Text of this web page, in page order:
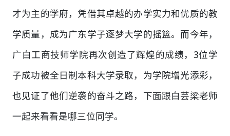
才为主的学府，凭借其卓越的办学实力和优质的教
学质量，成为广东学子逐梦大学的摇篮。而今年，
广白工商技师学院再次创造了辉煌的成绩，3位学
子成功被全日制本科大学录取，为学院增光添彩，
也见证了他们逆袭的奋斗之路，下面跟白芸梁老师
一起来看看是哪三位同学。